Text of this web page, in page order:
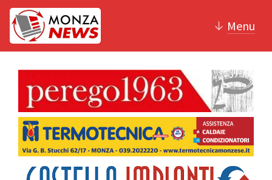
↓ Menu